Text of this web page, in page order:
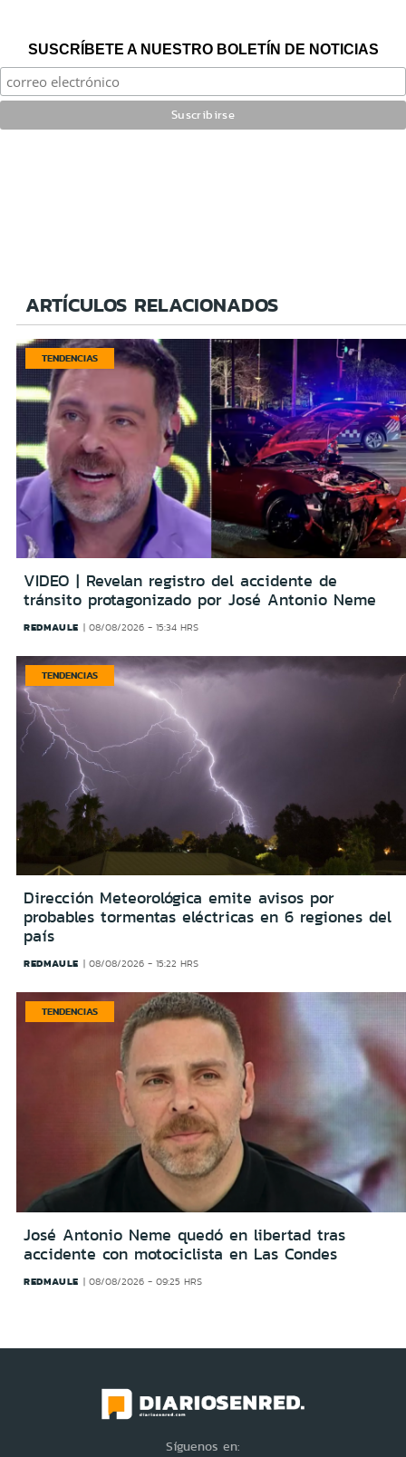
SUSCRÍBETE A NUESTRO BOLETÍN DE NOTICIAS
ARTÍCULOS RELACIONADOS
TENDENCIAS
VIDEO | Revelan registro del accidente de
tránsito protagonizado por José Antonio Neme
REDMAULE 08/08/2026 - 15:34 HRS
TENDENCIAS
Dirección Meteorológica emite avisos por
probables tormentas eléctricas en 6 regiones del
país
REDMAULE 08/08/2026 - 15:22 HRS
TENDENCIAS
José Antonio Neme quedó en libertad tras
accidente con motociclista en Las Condes
REDMAULE 08/08/2026 - 09:25 HRS
Síguenos en: